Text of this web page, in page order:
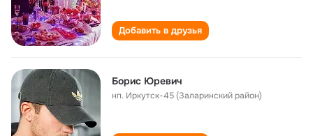
Добавить в друзья
Борис Юревич
нп. Иркутск-45 (Заларинский район)